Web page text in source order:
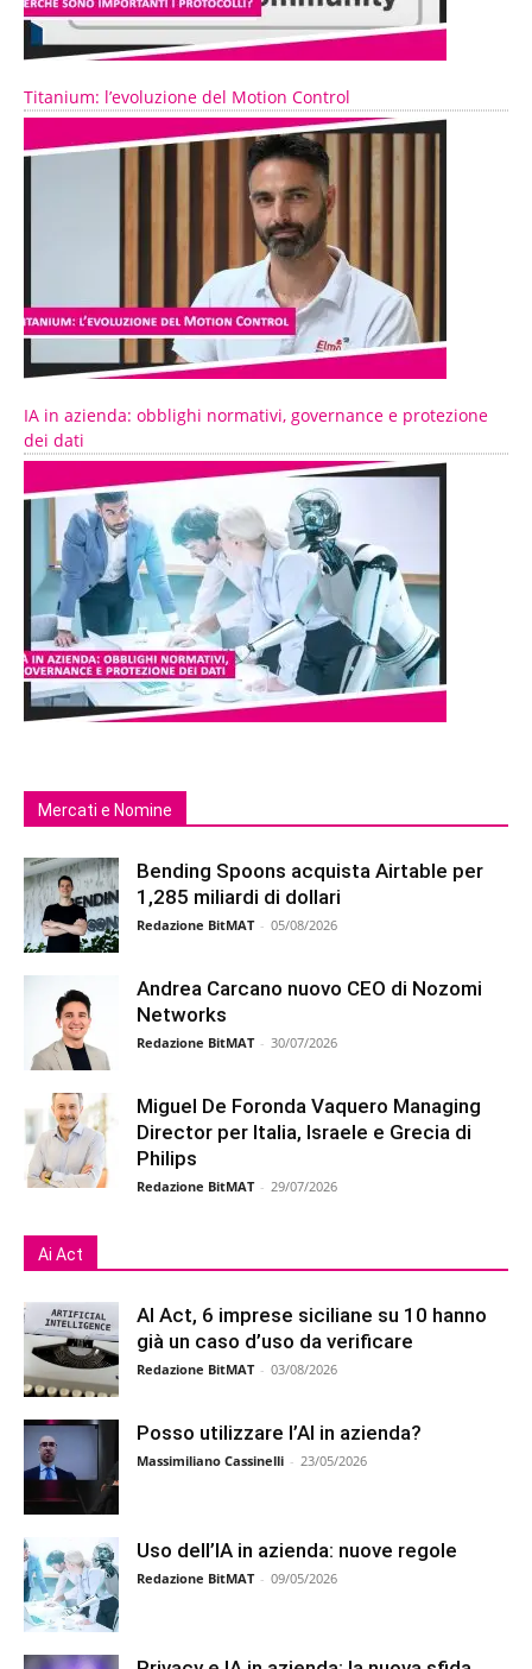
Titanium: l’evoluzione del Motion Control
IA in azienda: obblighi normativi, governance e protezione
dei dati
Mercati e Nomine
Bending Spoons acquista Airtable per
1,285 miliardi di dollari
Redazione BitMAT - 05/08/2026
Andrea Carcano nuovo CEO di Nozomi
Networks
Redazione BitMAT - 30/07/2026
Miguel De Foronda Vaquero Managing
Director per Italia, Israele e Grecia di
Philips
Redazione BitMAT - 29/07/2026
Ai Act
AI Act, 6 imprese siciliane su 10 hanno
già un caso d’uso da verificare
Redazione BitMAT - 03/08/2026
Posso utilizzare l’AI in azienda?
Massimiliano Cassinelli - 23/05/2026
Uso dell’IA in azienda: nuove regole
Redazione BitMAT - 09/05/2026